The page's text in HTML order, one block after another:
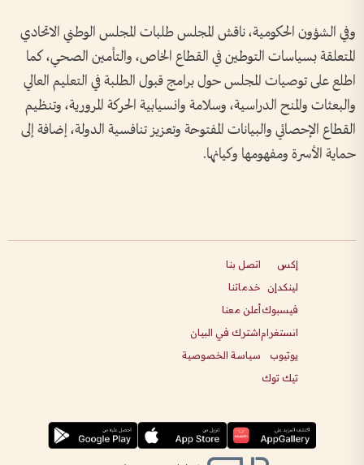
وفي الشؤون الحكومية، ناقش المجلس طلبات المجلس الوطني الاتحادي
المتعلقة بسياسات التوطين في القطاع الخاص، والتأمين الصحي، كما
اطلع على توصيات المجلس حول برامج قبول الطلبة في التعليم العالي
والبعثات والمنح الدراسية، وسلامة وانسيابية الحركة المرورية، وتنظيم
القطاع الإحصائي والبيانات المفتوحة وتعزيز تنافسية الدولة، إضافة إلى
حماية الأسرة ومفهومها وكيانها.
إكس
لينكدإن
فيسبوك
انستغرام
يوتيوب
تيك توك
اتصل بنا
خدماتنا
أعلن معنا
اشترك في البيان
سياسة الخصوصية